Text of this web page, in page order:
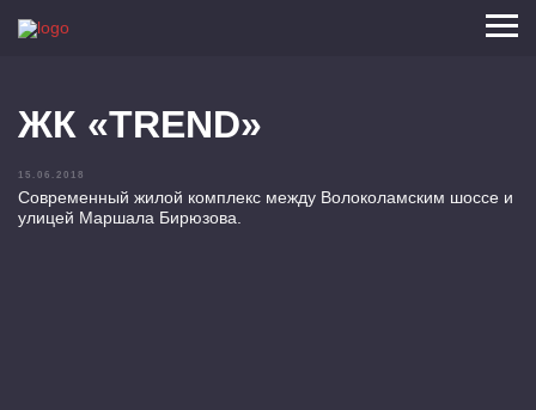
ЖК «TREND»
15.06.2018
Современный жилой комплекс между Волоколамским шоссе и
улицей Маршала Бирюзова.